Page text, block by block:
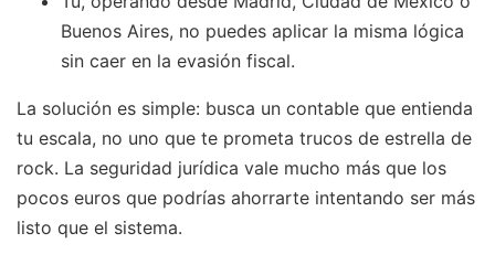
Buenos Aires, no puedes aplicar la misma lógica
sin caer en la evasión fiscal.
La solución es simple: busca un contable que entienda
tu escala, no uno que te prometa trucos de estrella de
rock. La seguridad jurídica vale mucho más que los
pocos euros que podrías ahorrarte intentando ser más
listo que el sistema.